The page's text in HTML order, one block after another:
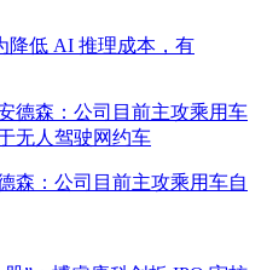
降低 AI 推理成本，有
森：公司目前主攻乘用车自